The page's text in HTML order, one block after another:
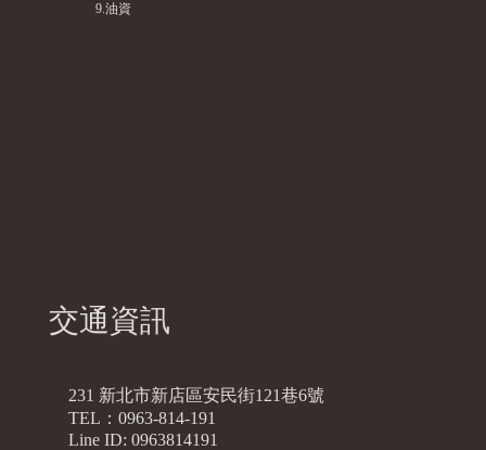
9.油資
交通資訊
231 新北市新店區安民街121巷6號
TEL：0963-814-191
Line ID: 0963814191